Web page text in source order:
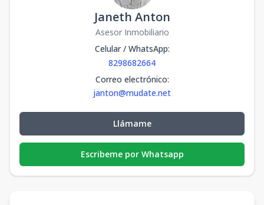
Janeth Anton
Asesor Inmobiliario
Celular / WhatsApp:
8298682664
Correo electrónico:
janton@mudate.net
Llámame
Escribeme por Whatsapp